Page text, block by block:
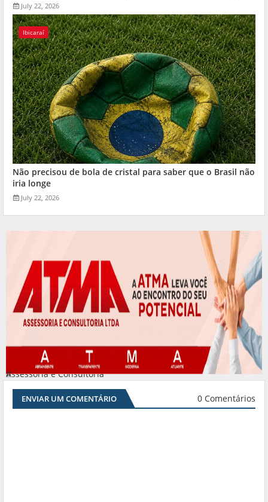
July 22, 2026
Ibicaraí
Não precisou de bola de cristal para saber que o Brasil não
iria longe
July 22, 2026
Assessoria e Consultoria
#
ENVIAR UM COMENTÁRIO 0 Comentários